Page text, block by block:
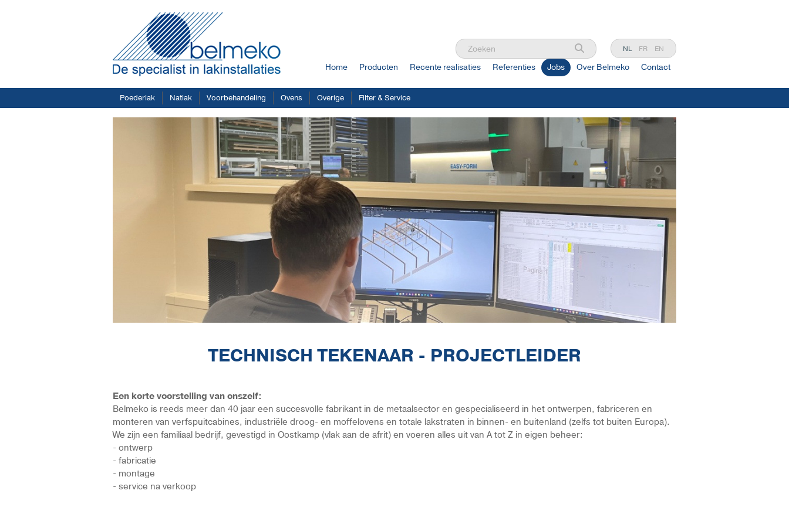
NL FR EN
Home Producten Recente realisaties Referenties Jobs Over Belmeko Contact
Poederlak Natlak Voorbehandeling Ovens Overige Filter & Service
TECHNISCH TEKENAAR - PROJECTLEIDER
Een korte voorstelling van onszelf:
Belmeko is reeds meer dan 40 jaar een succesvolle fabrikant in de metaalsector en gespecialiseerd in het ontwerpen, fabriceren en
monteren van verfspuitcabines, industriële droog- en moffelovens en totale lakstraten in binnen- en buitenland (zelfs tot buiten Europa).
We zijn een familiaal bedrijf, gevestigd in Oostkamp (vlak aan de afrit) en voeren alles uit van A tot Z in eigen beheer:
- ontwerp
- fabricatie
- montage
- service na verkoop